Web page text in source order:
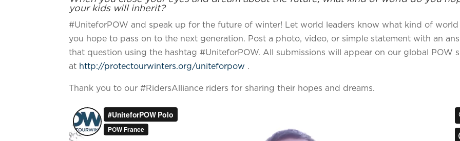
your kids will inherit?
#UniteforPOW and speak up for the future of winter! Let world leaders know what kind of world
you hope to pass on to the next generation. Post a photo, video, or simple statement with an
that question using the hashtag #UniteforPOW. All submissions will appear on our global POW
at http://protectourwinters.org/uniteforpow .
Thank you to our #RidersAlliance riders for sharing their hopes and dreams.